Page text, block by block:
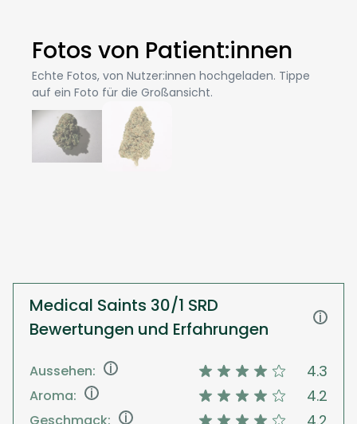
Fotos von Patient:innen
Echte Fotos, von Nutzer:innen hochgeladen. Tippe
auf ein Foto für die Großansicht.
Medical Saints 30/1 SRD
Bewertungen und Erfahrungen
i
Aussehen: i 4.3
Aroma: i 4.2
i